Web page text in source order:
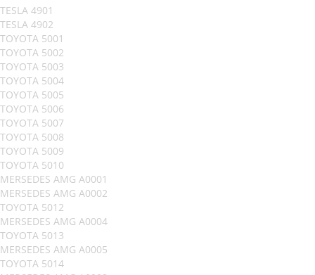
TESLA 4901
TESLA 4902
TOYOTA 5001
TOYOTA 5002
TOYOTA 5003
TOYOTA 5004
TOYOTA 5005
TOYOTA 5006
TOYOTA 5007
TOYOTA 5008
TOYOTA 5009
TOYOTA 5010
MERSEDES AMG A0001
MERSEDES AMG A0002
TOYOTA 5012
MERSEDES AMG A0004
TOYOTA 5013
MERSEDES AMG A0005
TOYOTA 5014